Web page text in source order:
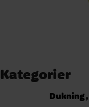
Kategorier
Dukning